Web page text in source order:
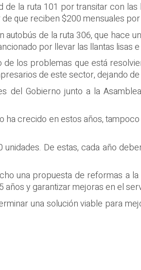
de la ruta 101 por transitar con
que reciben $200 mensuales
autobús de la ruta 306, que hace
por llevar las llantas lisas
los problemas que está
de este sector, dejando
del Gobierno junto a la
crecido en estos años,
De estas, cada año
una propuesta de reformas a
y garantizar mejoras en el
una solución viable para